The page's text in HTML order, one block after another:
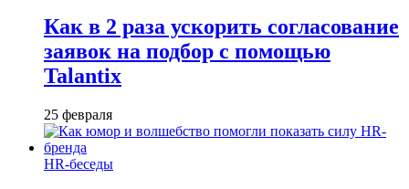
Как в 2 раза ускорить согласование
заявок на подбор с помощью
Talantix
25 февраля
HR-беседы